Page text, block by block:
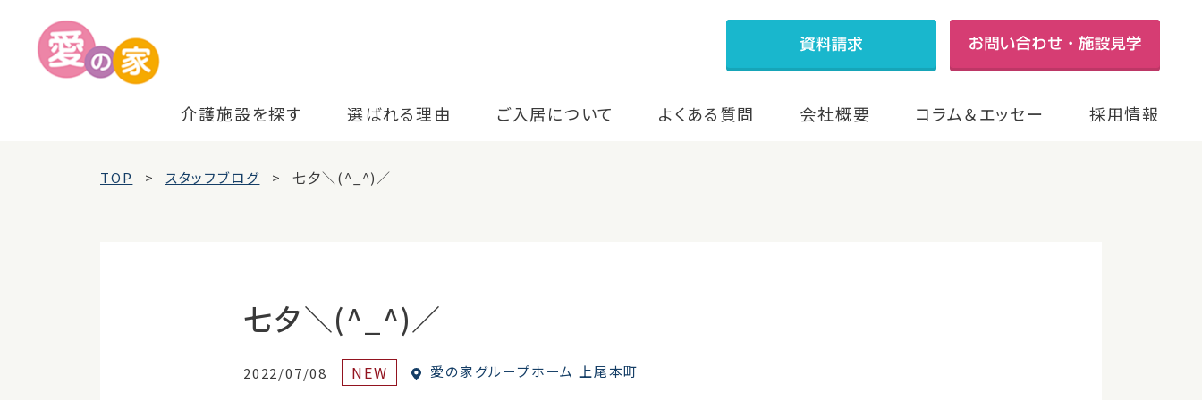
介護施設を探す 選ばれる理由 ご入居について よくある質問 会社概要 コラム＆エッセー 採用情報
TOP スタッフブログ 七夕＼(^_^)／
七夕＼(^_^)／
2022/07/08 NEW 愛の家グループホーム 上尾本町